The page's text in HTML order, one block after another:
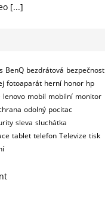
[...]
BenQ bezdrátová bezpečnost
fotoaparát herní honor hp
lenovo mobil mobilní monitor
odolný pocitac
sleva sluchátka
tablet telefon Televize tisk